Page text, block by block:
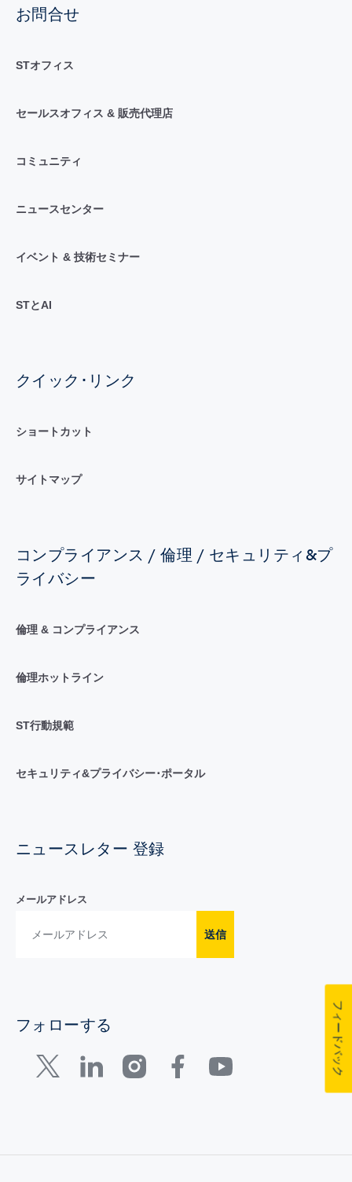
お問合せ
STオフィス
セールスオフィス & 販売代理店
コミュニティ
ニュースセンター
イベント & 技術セミナー
STとAI
クイック･リンク
ショートカット
サイトマップ
コンプライアンス / 倫理 / セキュリティ&プ
ライバシー
倫理 & コンプライアンス
倫理ホットライン
ST行動規範
セキュリティ&プライバシー･ポータル
ニュースレター 登録
メールアドレス
送信
フォローする フィードバック